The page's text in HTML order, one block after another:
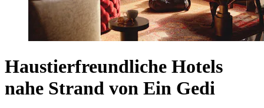
Haustierfreundliche Hotels
nahe Strand von Ein Gedi